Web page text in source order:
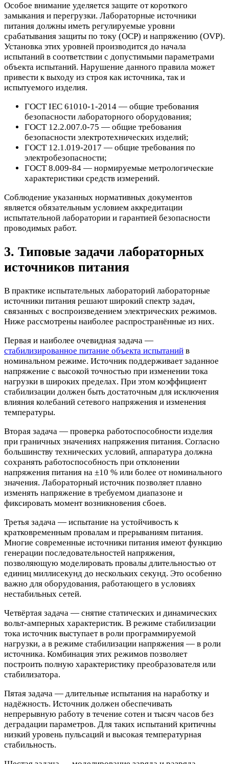
Особое внимание уделяется защите от короткого
замыкания и перегрузки. Лабораторные источники
питания должны иметь регулируемые уровни
срабатывания защиты по току (OCP) и напряжению (OVP).
Установка этих уровней производится до начала
испытаний в соответствии с допустимыми параметрами
объекта испытаний. Нарушение данного правила может
привести к выходу из строя как источника, так и
испытуемого изделия.
ГОСТ IEC 61010-1-2014 — общие требования
безопасности лабораторного оборудования;
ГОСТ 12.2.007.0-75 — общие требования
безопасности электротехнических изделий;
ГОСТ 12.1.019-2017 — общие требования по
электробезопасности;
ГОСТ 8.009-84 — нормируемые метрологические
характеристики средств измерений.
Соблюдение указанных нормативных документов
является обязательным условием аккредитации
испытательной лаборатории и гарантией безопасности
проводимых работ.
3. Типовые задачи лабораторных
источников питания
В практике испытательных лабораторий лабораторные
источники питания решают широкий спектр задач,
связанных с воспроизведением электрических режимов.
Ниже рассмотрены наиболее распространённые из них.
Первая и наиболее очевидная задача —
стабилизированное питание объекта испытаний в
номинальном режиме. Источник поддерживает заданное
напряжение с высокой точностью при изменении тока
нагрузки в широких пределах. При этом коэффициент
стабилизации должен быть достаточным для исключения
влияния колебаний сетевого напряжения и изменения
температуры.
Вторая задача — проверка работоспособности изделия
при граничных значениях напряжения питания. Согласно
большинству технических условий, аппаратура должна
сохранять работоспособность при отклонении
напряжения питания на ±10 % или более от номинального
значения. Лабораторный источник позволяет плавно
изменять напряжение в требуемом диапазоне и
фиксировать момент возникновения сбоев.
Третья задача — испытание на устойчивость к
кратковременным провалам и прерываниям питания.
Многие современные источники питания имеют функцию
генерации последовательностей напряжения,
позволяющую моделировать провалы длительностью от
единиц миллисекунд до нескольких секунд. Это особенно
важно для оборудования, работающего в условиях
нестабильных сетей.
Четвёртая задача — снятие статических и динамических
вольт-амперных характеристик. В режиме стабилизации
тока источник выступает в роли программируемой
нагрузки, а в режиме стабилизации напряжения — в роли
источника. Комбинация этих режимов позволяет
построить полную характеристику преобразователя или
стабилизатора.
Пятая задача — длительные испытания на наработку и
надёжность. Источник должен обеспечивать
непрерывную работу в течение сотен и тысяч часов без
деградации параметров. Для таких испытаний критичны
низкий уровень пульсаций и высокая температурная
стабильность.